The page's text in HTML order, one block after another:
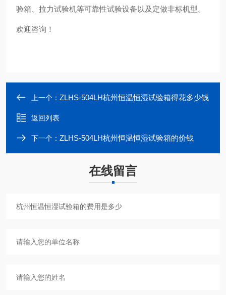
验箱、拉力试验机等可靠性试验设备以及定做非标机型。
欢迎咨询！
上一个： ZLHS-504LH杭州恒温恒湿试验箱得花多少钱
返回列表
下一个： ZLHS-504LH杭州恒温恒湿试验箱的价钱
在线留言